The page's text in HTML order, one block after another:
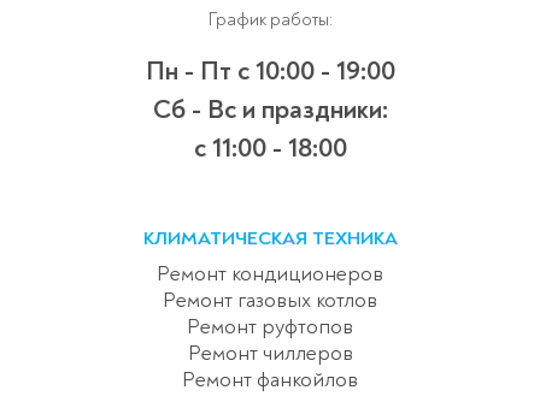
График работы:
Пн - Пт с 10:00 - 19:00
Сб - Вс и праздники:
c 11:00 - 18:00
КЛИМАТИЧЕСКАЯ ТЕХНИКА
Ремонт кондиционеров
Ремонт газовых котлов
Ремонт руфтопов
Ремонт чиллеров
Ремонт фанкойлов